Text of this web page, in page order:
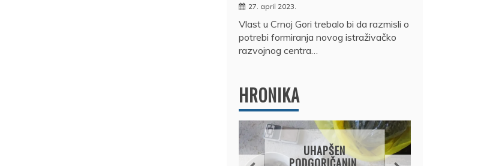
27. april 2023.
Vlast u Crnoj Gori trebalo bi da razmisli o
potrebi formiranja novog istraživačko
razvojnog centra…
HRONIKA
UHAPŠEN